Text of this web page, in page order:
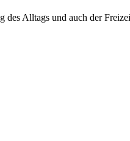
Alltags und auch der